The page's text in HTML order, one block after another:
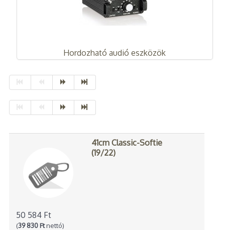
Hordozható audió eszközök
50 584 Ft
(39 830 Ftnettó)
41cm Classic-Softie
(19/22)